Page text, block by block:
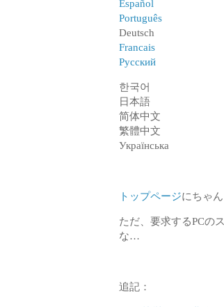
Español
Português
Deutsch
Francais
Русский
한국어
日本語
简体中文
繁體中文
Українська
トップページにちゃ
ただ、要求するPCの
な…
追記：